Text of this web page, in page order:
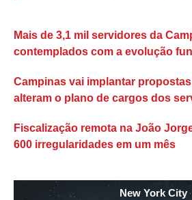
Mais de 3,1 mil servidores da
contemplados com a evolução
Campinas vai implantar
alteram o plano de cargos dos
Fiscalização remota na João
600 irregularidades em um mês
New York City